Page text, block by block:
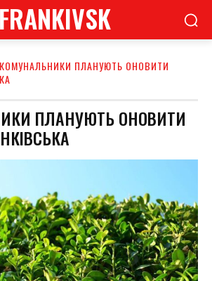
FRANKIVSK
КОМУНАЛЬНИКИ ПЛАНУЮТЬ ОНОВИТИ
ПЛАНУЮТЬ ОНОВИТИ